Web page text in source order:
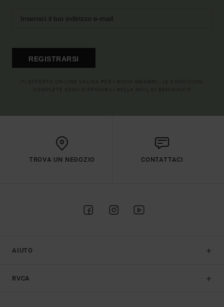
REGISTRARSI
TROVA UN NEGOZIO CONTATTACI
AIUTO
RVCA